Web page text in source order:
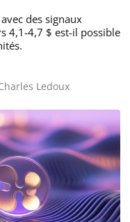
des signaux
4,1-4,7 $ est-il possible
Ledoux